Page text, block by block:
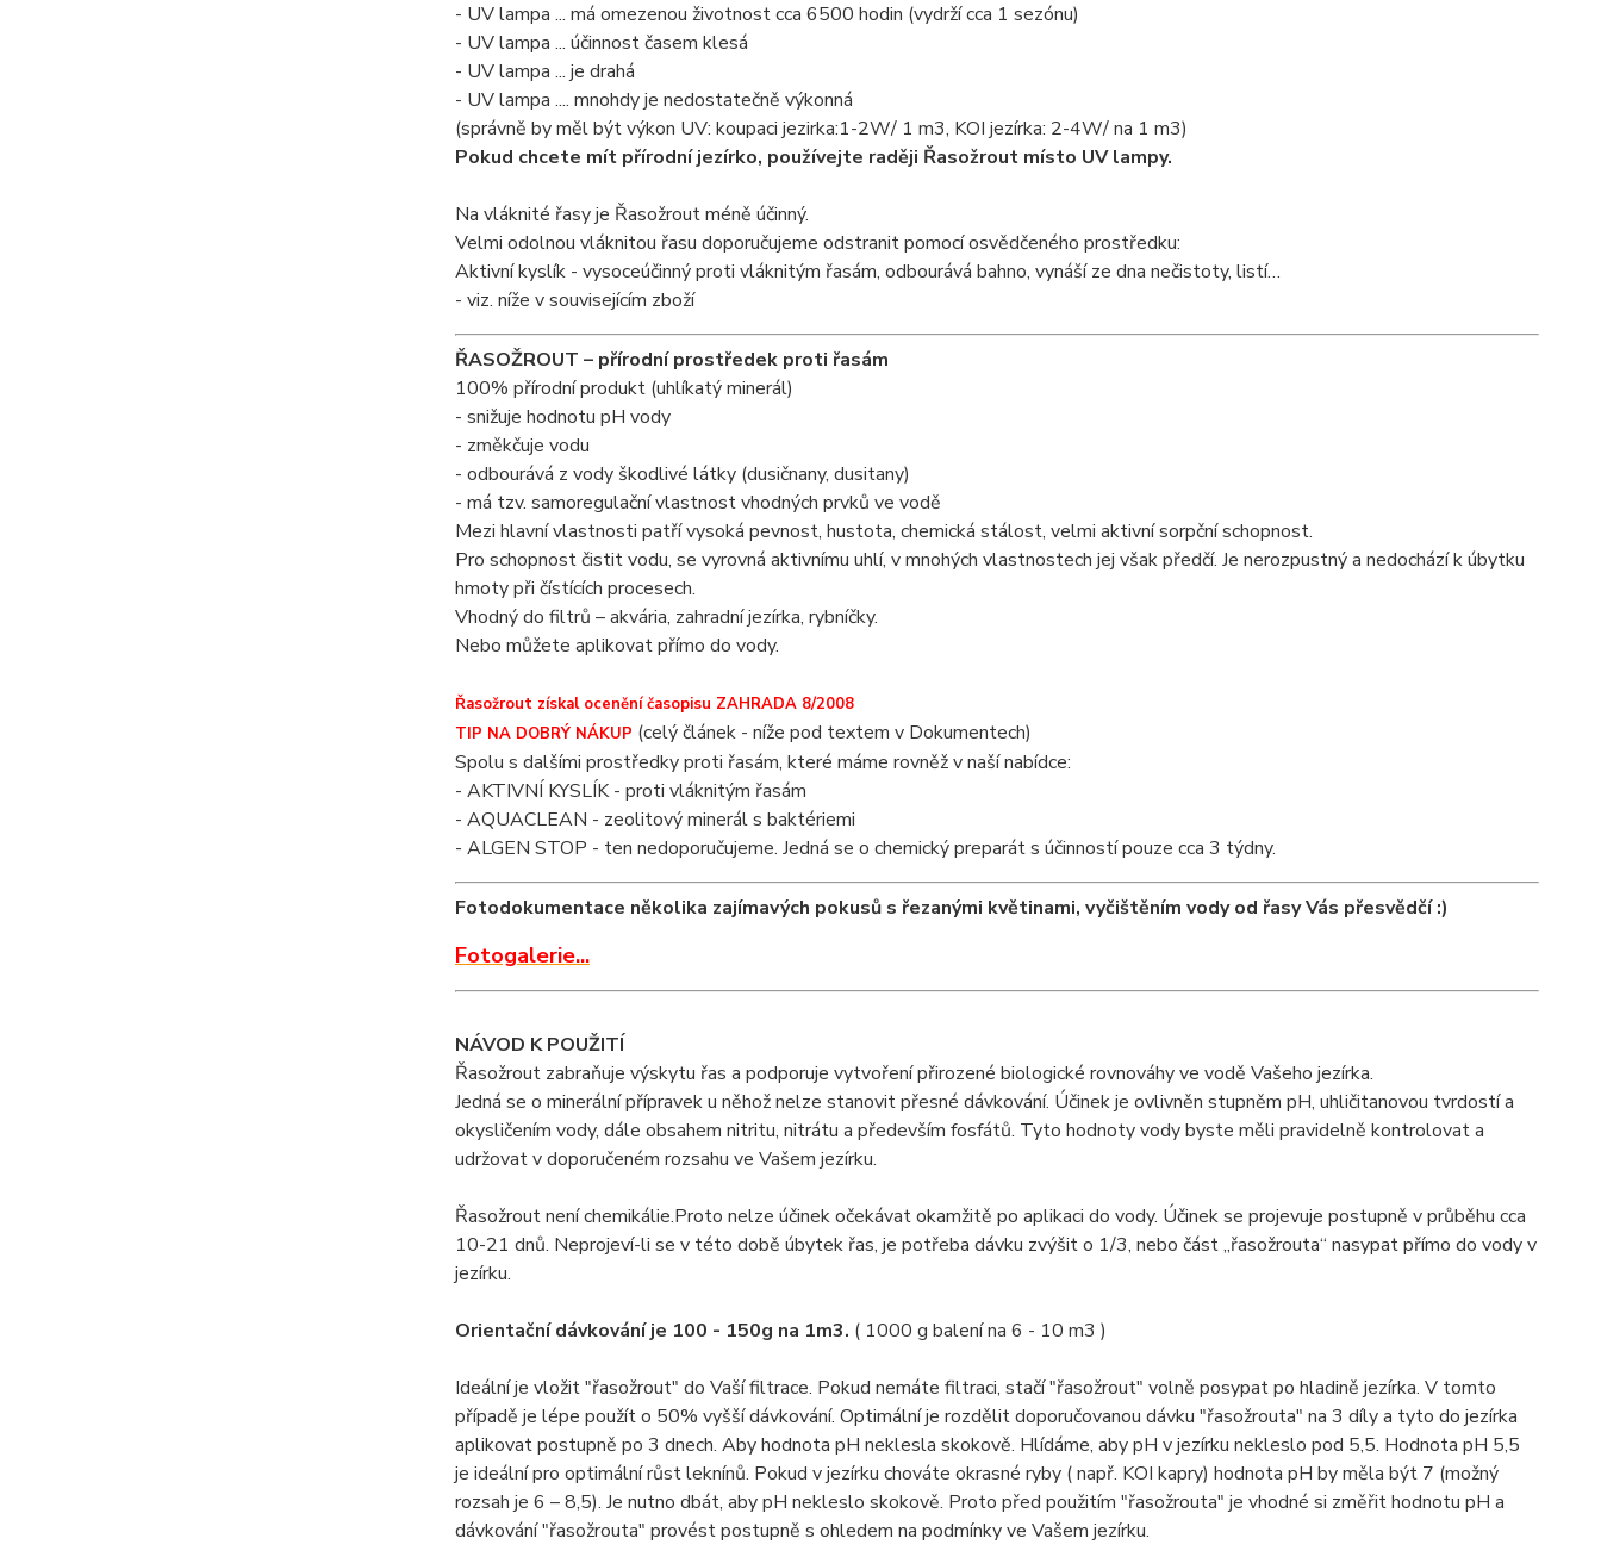
- UV lampa ... má omezenou životnost cca 6500 hodin (vydrží cca 1 sezónu)
- UV lampa ... účinnost časem klesá
- UV lampa ... je drahá
- UV lampa .... mnohdy je nedostatečně výkonná
(správně by měl být výkon UV: koupaci jezirka:1-2W/ 1 m3, KOI jezírka: 2-4W/ na 1 m3)
Pokud chcete mít přírodní jezírko, používejte raději Řasožrout místo UV lampy.
Na vláknité řasy je Řasožrout méně účinný.
Velmi odolnou vláknitou řasu doporučujeme odstranit pomocí osvědčeného prostředku:
Aktivní kyslík - vysoceúčinný proti vláknitým řasám, odbourává bahno, vynáší ze dna nečistoty, listí…
- viz. níže v souvisejícím zboží
ŘASOŽROUT – přírodní prostředek proti řasám
100% přírodní produkt (uhlíkatý minerál)
- snižuje hodnotu pH vody
- změkčuje vodu
- odbourává z vody škodlivé látky (dusičnany, dusitany)
- má tzv. samoregulační vlastnost vhodných prvků ve vodě
Mezi hlavní vlastnosti patří vysoká pevnost, hustota, chemická stálost, velmi aktivní sorpční schopnost.
Pro schopnost čistit vodu, se vyrovná aktivnímu uhlí, v mnohých vlastnostech jej však předčí. Je nerozpustný a nedochází k úbytku
hmoty při čístících procesech.
Vhodný do filtrů – akvária, zahradní jezírka, rybníčky.
Nebo můžete aplikovat přímo do vody.
Řasožrout získal ocenění časopisu ZAHRADA 8/2008
TIP NA DOBRÝ NÁKUP (celý článek - níže pod textem v Dokumentech)
Spolu s dalšími prostředky proti řasám, které máme rovněž v naší nabídce:
- AKTIVNÍ KYSLÍK - proti vláknitým řasám
- AQUACLEAN - zeolitový minerál s baktériemi
- ALGEN STOP - ten nedoporučujeme. Jedná se o chemický preparát s účinností pouze cca 3 týdny.
Fotodokumentace několika zajímavých pokusů s řezanými květinami, vyčištěním vody od řasy Vás přesvědčí :)
Fotogalerie...
NÁVOD K POUŽITÍ
Řasožrout zabraňuje výskytu řas a podporuje vytvoření přirozené biologické rovnováhy ve vodě Vašeho jezírka.
Jedná se o minerální přípravek u něhož nelze stanovit přesné dávkování. Účinek je ovlivněn stupněm pH, uhličitanovou tvrdostí a
okysličením vody, dále obsahem nitritu, nitrátu a především fosfátů. Tyto hodnoty vody byste měli pravidelně kontrolovat a
udržovat v doporučeném rozsahu ve Vašem jezírku.
Řasožrout není chemikálie.Proto nelze účinek očekávat okamžitě po aplikaci do vody. Účinek se projevuje postupně v průběhu cca
10-21 dnů. Neprojeví-li se v této době úbytek řas, je potřeba dávku zvýšit o 1/3, nebo část „řasožrouta“ nasypat přímo do vody v
jezírku.
Orientační dávkování je 100 - 150g na 1m3. ( 1000 g balení na 6 - 10 m3 )
Ideální je vložit "řasožrout" do Vaší filtrace. Pokud nemáte filtraci, stačí "řasožrout" volně posypat po hladině jezírka. V tomto
případě je lépe použít o 50% vyšší dávkování. Optimální je rozdělit doporučovanou dávku "řasožrouta" na 3 díly a tyto do jezírka
aplikovat postupně po 3 dnech. Aby hodnota pH neklesla skokově. Hlídáme, aby pH v jezírku nekleslo pod 5,5. Hodnota pH 5,5
je ideální pro optimální růst leknínů. Pokud v jezírku chováte okrasné ryby ( např. KOI kapry) hodnota pH by měla být 7 (možný
rozsah je 6 – 8,5). Je nutno dbát, aby pH nekleslo skokově. Proto před použitím "řasožrouta" je vhodné si změřit hodnotu pH a
dávkování "řasožrouta" provést postupně s ohledem na podmínky ve Vašem jezírku.